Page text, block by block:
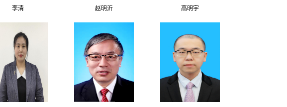
李清 赵明沂 高明宇